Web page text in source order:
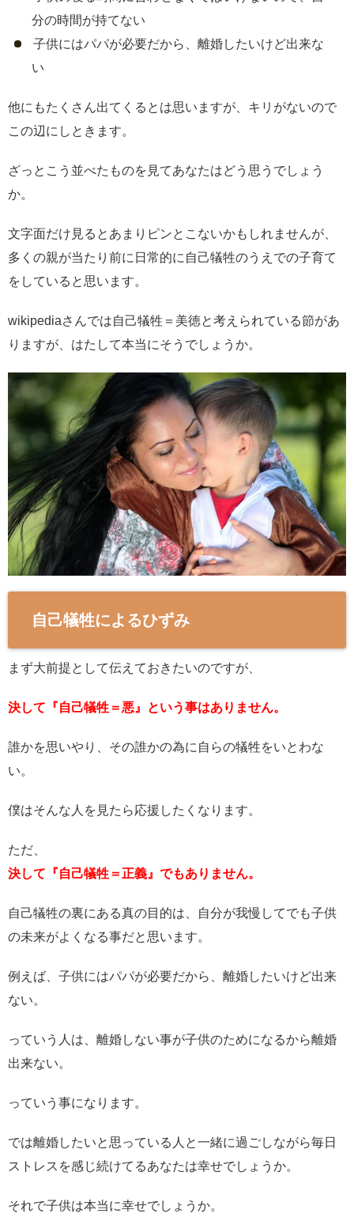
分の時間が持てない
子供にはパパが必要だから、離婚したいけど出来な
い
他にもたくさん出てくるとは思いますが、キリがないので
この辺にしときます。
ざっとこう並べたものを見てあなたはどう思うでしょう
か。
文字面だけ見るとあまりピンとこないかもしれませんが、
多くの親が当たり前に日常的に自己犠牲のうえでの子育て
をしていると思います。
wikipediaさんでは自己犠牲＝美徳と考えられている節があ
りますが、はたして本当にそうでしょうか。
自己犠牲によるひずみ
まず大前提として伝えておきたいのですが、
決して『自己犠牲＝悪』という事はありません。
誰かを思いやり、その誰かの為に自らの犠牲をいとわな
い。
僕はそんな人を見たら応援したくなります。
ただ、
決して『自己犠牲＝正義』でもありません。
自己犠牲の裏にある真の目的は、自分が我慢してでも子供
の未来がよくなる事だと思います。
例えば、子供にはパパが必要だから、離婚したいけど出来
ない。
っていう人は、離婚しない事が子供のためになるから離婚
出来ない。
っていう事になります。
では離婚したいと思っている人と一緒に過ごしながら毎日
ストレスを感じ続けてるあなたは幸せでしょうか。
それで子供は本当に幸せでしょうか。